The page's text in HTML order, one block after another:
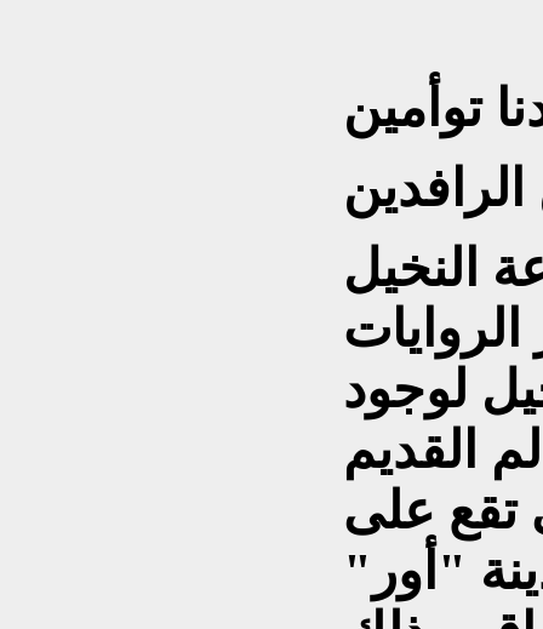
النخيل
لوجود
القديم
تقع على
مدينة "أور"